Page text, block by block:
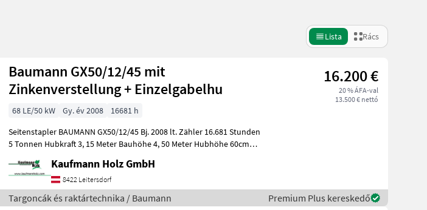
Lista Rács
Baumann GX50/12/45 mit
Zinkenverstellung + Einzelgabelhu
16.200 €
20 % ÁFA-val
13.500 € nettó
68 LE/50 kW Gy. év 2008
16681 h
Seitenstapler BAUMANN GX50/12/45 Bj. 2008 lt. Zähler 16.681 Stunden
5 Tonnen Hubkraft 3, 15 Meter Bauhöhe 4, 50 Meter Hubhöhe 60cm
Kaufmann Holz GmbH
8422 Leitersdorf
Targoncák és raktártechnika / Baumann Premium Plus kereskedő